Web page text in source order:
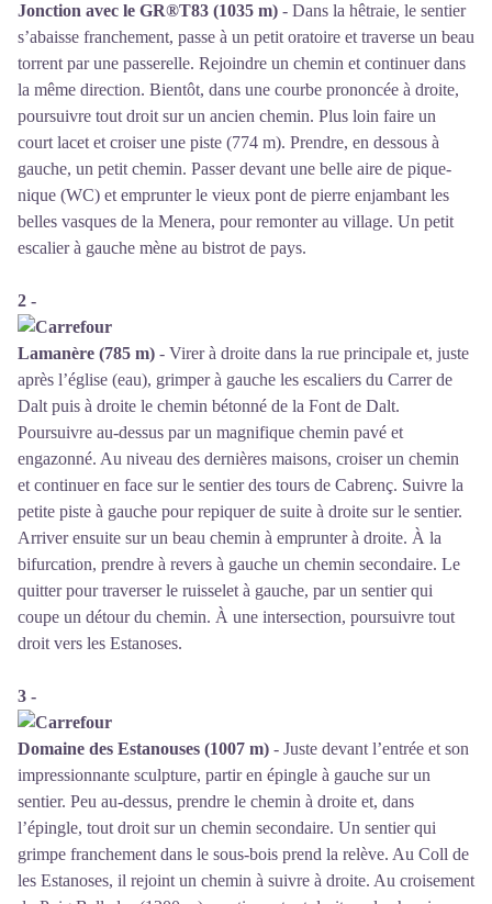
Jonction avec le GR®T83 (1035 m) - Dans la hêtraie, le sentier
s’abaisse franchement, passe à un petit oratoire et traverse un beau
torrent par une passerelle. Rejoindre un chemin et continuer dans
la même direction. Bientôt, dans une courbe prononcée à droite,
poursuivre tout droit sur un ancien chemin. Plus loin faire un
court lacet et croiser une piste (774 m). Prendre, en dessous à
gauche, un petit chemin. Passer devant une belle aire de pique-
nique (WC) et emprunter le vieux pont de pierre enjambant les
belles vasques de la Menera, pour remonter au village. Un petit
escalier à gauche mène au bistrot de pays.
2 -
Lamanère (785 m) - Virer à droite dans la rue principale et, juste
après l’église (eau), grimper à gauche les escaliers du Carrer de
Dalt puis à droite le chemin bétonné de la Font de Dalt.
Poursuivre au-dessus par un magnifique chemin pavé et
engazonné. Au niveau des dernières maisons, croiser un chemin
et continuer en face sur le sentier des tours de Cabrenç. Suivre la
petite piste à gauche pour repiquer de suite à droite sur le sentier.
Arriver ensuite sur un beau chemin à emprunter à droite. À la
bifurcation, prendre à revers à gauche un chemin secondaire. Le
quitter pour traverser le ruisselet à gauche, par un sentier qui
coupe un détour du chemin. À une intersection, poursuivre tout
droit vers les Estanoses.
3 -
Domaine des Estanouses (1007 m) - Juste devant l’entrée et son
impressionnante sculpture, partir en épingle à gauche sur un
sentier. Peu au-dessus, prendre le chemin à droite et, dans
l’épingle, tout droit sur un chemin secondaire. Un sentier qui
grimpe franchement dans le sous-bois prend la relève. Au Coll de
les Estanoses, il rejoint un chemin à suivre à droite. Au croisement